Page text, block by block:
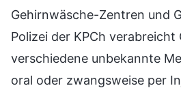
Gehirnwäsche-Zentren und
Polizei der KPCh
verschiedene unbekannte
oral oder zwangsweise per